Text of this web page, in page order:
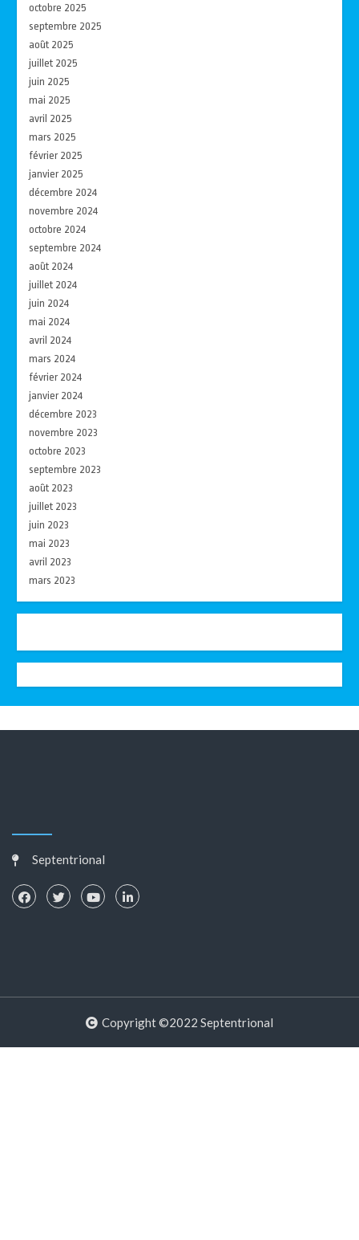
octobre 2025
septembre 2025
août 2025
juillet 2025
juin 2025
mai 2025
avril 2025
mars 2025
février 2025
janvier 2025
décembre 2024
novembre 2024
octobre 2024
septembre 2024
août 2024
juillet 2024
juin 2024
mai 2024
avril 2024
mars 2024
février 2024
janvier 2024
décembre 2023
novembre 2023
octobre 2023
septembre 2023
août 2023
juillet 2023
juin 2023
mai 2023
avril 2023
mars 2023
Septentrional
Copyright ©2022 Septentrional